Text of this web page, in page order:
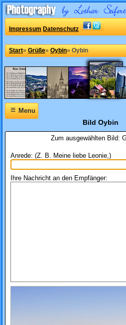
Impressum Datenschutz
Start» Grüße» Oybin» Oybin
≡Menu
Bild Oybin
Zum ausgewählten Bild:
Anrede: (Z. B. Meine liebe Leonie,)
Ihre Nachricht an den Empfänger: